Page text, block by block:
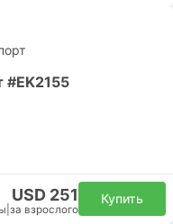
USD 251
за взрослого
Купить